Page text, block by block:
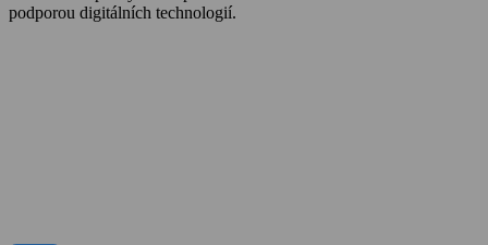
podporou digitálních technologií.